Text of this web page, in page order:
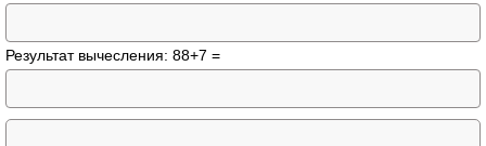
Результат вычесления: 88+7 =